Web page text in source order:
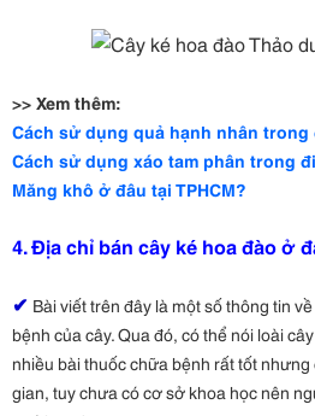
>> Xem thêm:
Cách sử dụng quả hạnh nhân
Cách sử dụng xáo tam phân trong
Măng khô ở đâu tại TPHCM?
4.Địa chỉ bán cây ké hoa đào ở
✔ Bài viết trên đây là một số thông tin
bệnh của cây. Qua đó, có thể nói loài
nhiều bài thuốc chữa bệnh rất tốt
gian, tuy chưa có cơ sở khoa học nên